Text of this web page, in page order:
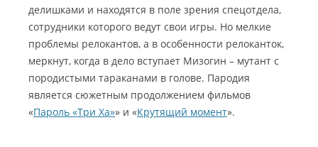
делишками и находятся в поле зрения спецотдела,
сотрудники которого ведут свои игры. Но мелкие
проблемы релокантов, а в особенности релоканток,
меркнут, когда в дело вступает Мизогин – мутант с
породистыми тараканами в голове. Пародия
является сюжетным продолжением фильмов
«Пароль «Три Ха»» и «Крутящий момент».